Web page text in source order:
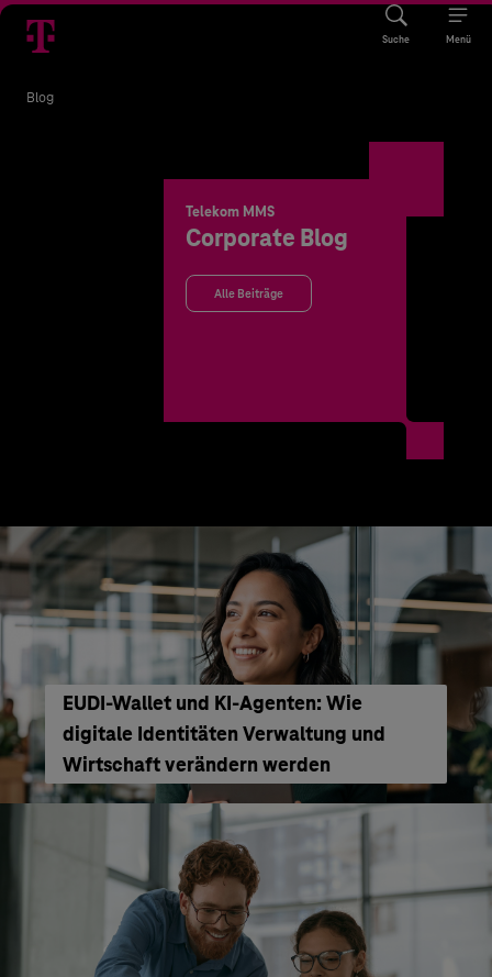
Suche Menü
Blog
Telekom MMS
Corporate Blog
Alle Beiträge
EUDI-Wallet und KI-Agenten: Wie
digitale Identitäten Verwaltung und
Wirtschaft verändern werden